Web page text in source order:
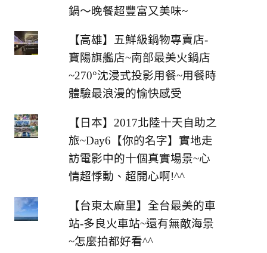
鍋～晚餐超豐富又美味~
【高雄】五鮮級鍋物專賣店-
寶陽旗艦店~南部最美火鍋店
~270°沈浸式投影用餐~用餐時
體驗最浪漫的愉快感受
【日本】2017北陸十天自助之
旅~Day6【你的名字】實地走
訪電影中的十個真實場景~心
情超悸動、超開心啊!^^
【台東太麻里】全台最美的車
站-多良火車站~還有無敵海景
~怎麼拍都好看^^